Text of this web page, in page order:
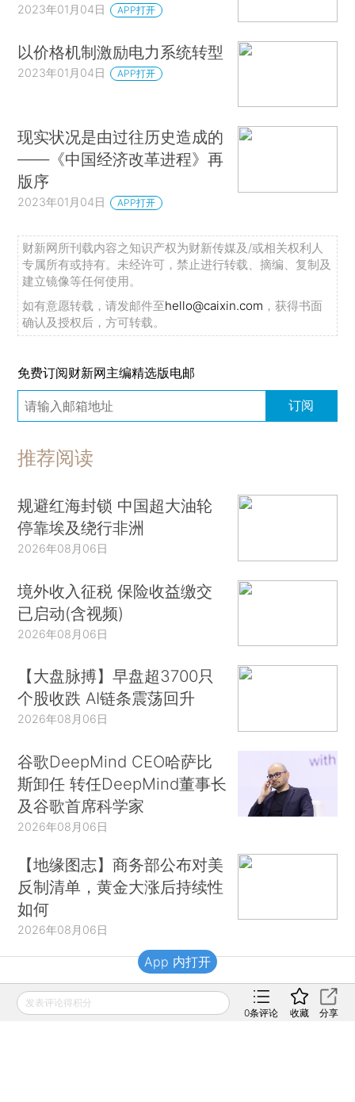
2023年01月04日 APP打开
以价格机制激励电力系统转型
2023年01月04日 APP打开
现实状况是由过往历史造成的
——《中国经济改革进程》再
版序
2023年01月04日 APP打开
财新网所刊载内容之知识产权为财新传媒及/或相关权利人
专属所有或持有。未经许可，禁止进行转载、摘编、复制及
建立镜像等任何使用。
如有意愿转载，请发邮件至hello@caixin.com ，获得书面
确认及授权后，方可转载。
免费订阅财新网主编精选版电邮
订阅
推荐阅读
规避红海封锁 中国超大油轮
停靠埃及绕行非洲
2026年08月06日
境外收入征税 保险收益缴交
已启动(含视频)
2026年08月06日
【大盘脉搏】早盘超3700只
个股收跌 AI链条震荡回升
2026年08月06日
谷歌DeepMind CEO哈萨比
斯卸任 转任DeepMind董事长
及谷歌首席科学家
2026年08月06日
【地缘图志】商务部公布对美
反制清单，黄金大涨后持续性
如何
2026年08月06日
财新移动
发表评论得积分
0条评论 收藏 分享
App 内打开